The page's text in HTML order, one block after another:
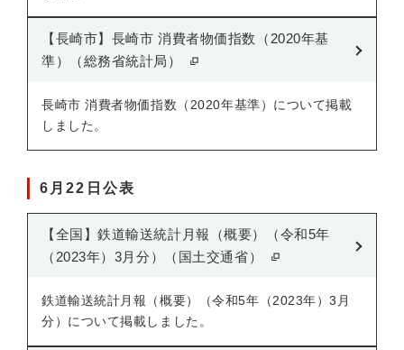
【長崎市】長崎市 消費者物価指数（2020年基
準）（総務省統計局）
長崎市 消費者物価指数（2020年基準）について掲載
しました。
6月22日公表
【全国】鉄道輸送統計月報（概要）（令和5年
（2023年）3月分）（国土交通省）
鉄道輸送統計月報（概要）（令和5年（2023年）3月
分）について掲載しました。